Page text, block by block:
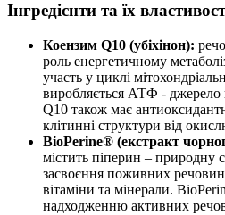
Інгредієнти та їх
Коензим Q10 (убіхінон):
роль енергетичному
участь у циклі
виробляється АТФ - джерело
Q10 також має
клітинні структури від
BioPerine® (екстракт
містить піперин – природну
засвоєння поживних
вітаміни та мінерали.
надходженню активних